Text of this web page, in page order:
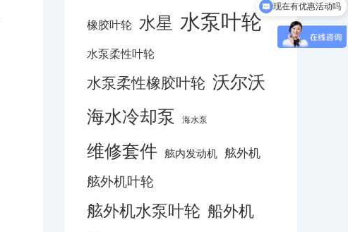
橡胶叶轮 水星 水泵叶轮
水泵柔性叶轮
水泵柔性橡胶叶轮 沃尔沃
海水冷却泵
海水泵
维修套件 舷内发动机 舷外机
舷外机叶轮
舷外机水泵叶轮 船外机
现在有优惠活动吗